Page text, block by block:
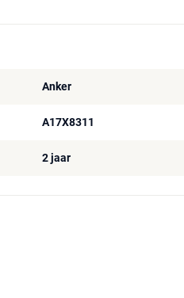
Anker
A17X8311
2 jaar